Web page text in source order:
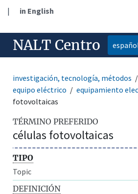
| in English
NALT Centro
investigación, tecnología, métodos
equipo eléctrico
equipamiento
fotovoltaicas
TÉRMINO PREFERIDO
células fotovoltaicas
TIPO
Topic
DEFINICIÓN